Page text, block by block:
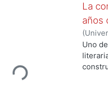
Loading...
La
años
(
de
Uno